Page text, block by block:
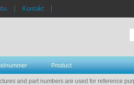
Kontakt
Product
and part numbers are used for reference